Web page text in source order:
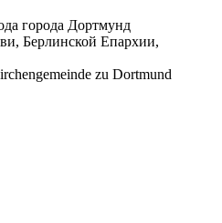
города Дортмунд
Берлинской Епархии,
zu Dortmund